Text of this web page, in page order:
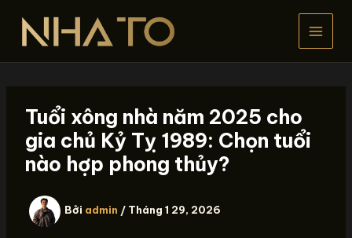
dung
Tuổi xông nhà năm 2025 cho
gia chủ Kỷ Tỵ 1989: Chọn tuổi
nào hợp phong thủy?
Bởi admin / Tháng 1 29, 2026